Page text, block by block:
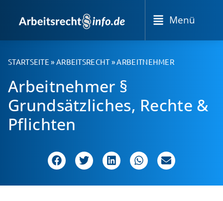
Menü
STARTSEITE » ARBEITSRECHT» ARBEITNEHMER
Arbeitnehmer §
Grundsätzliches, Rechte &
Pflichten